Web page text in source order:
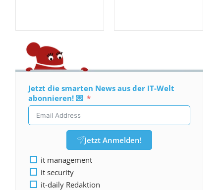
Jetzt die smarten News aus der IT-Welt
abonnieren! 💌
Jetzt Anmelden!
it management
it security
it-daily Redaktion